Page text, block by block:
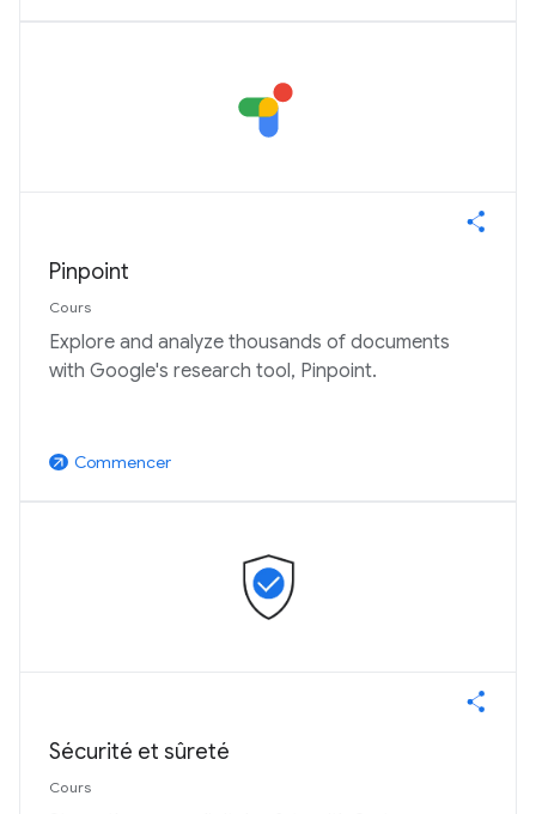
Pinpoint
Cours
Explore and analyze thousands of documents
with Google's research tool, Pinpoint.
arrow_outward Commencer
Sécurité et sûreté
Cours